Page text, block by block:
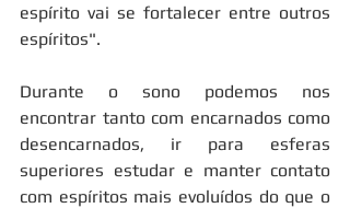
espírito vai se fortalecer entre outros
espíritos".
Durante o sono podemos nos
encontrar tanto com encarnados como
desencarnados, ir para esferas
superiores estudar e manter contato
com espíritos mais evoluídos do que o